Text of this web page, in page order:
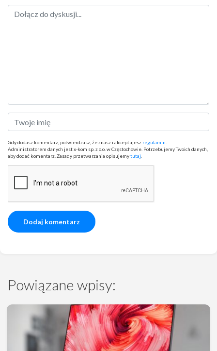
Gdy dodasz komentarz, potwierdzasz, że znasz i akceptujesz regulamin.
Administratorem danych jest x-kom sp. z o.o. w Częstochowie. Potrzebujemy Twoich danych,
aby dodać komentarz. Zasady przetwarzania opisujemytutaj.
Powiązane wpisy: